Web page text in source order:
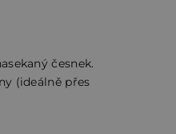
česnek.
(ideálně přes